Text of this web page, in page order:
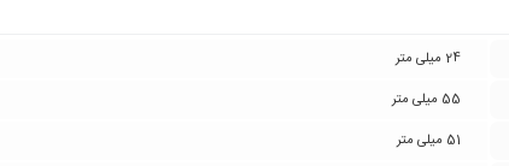
24 میلی متر
55 میلی متر
51 میلی متر